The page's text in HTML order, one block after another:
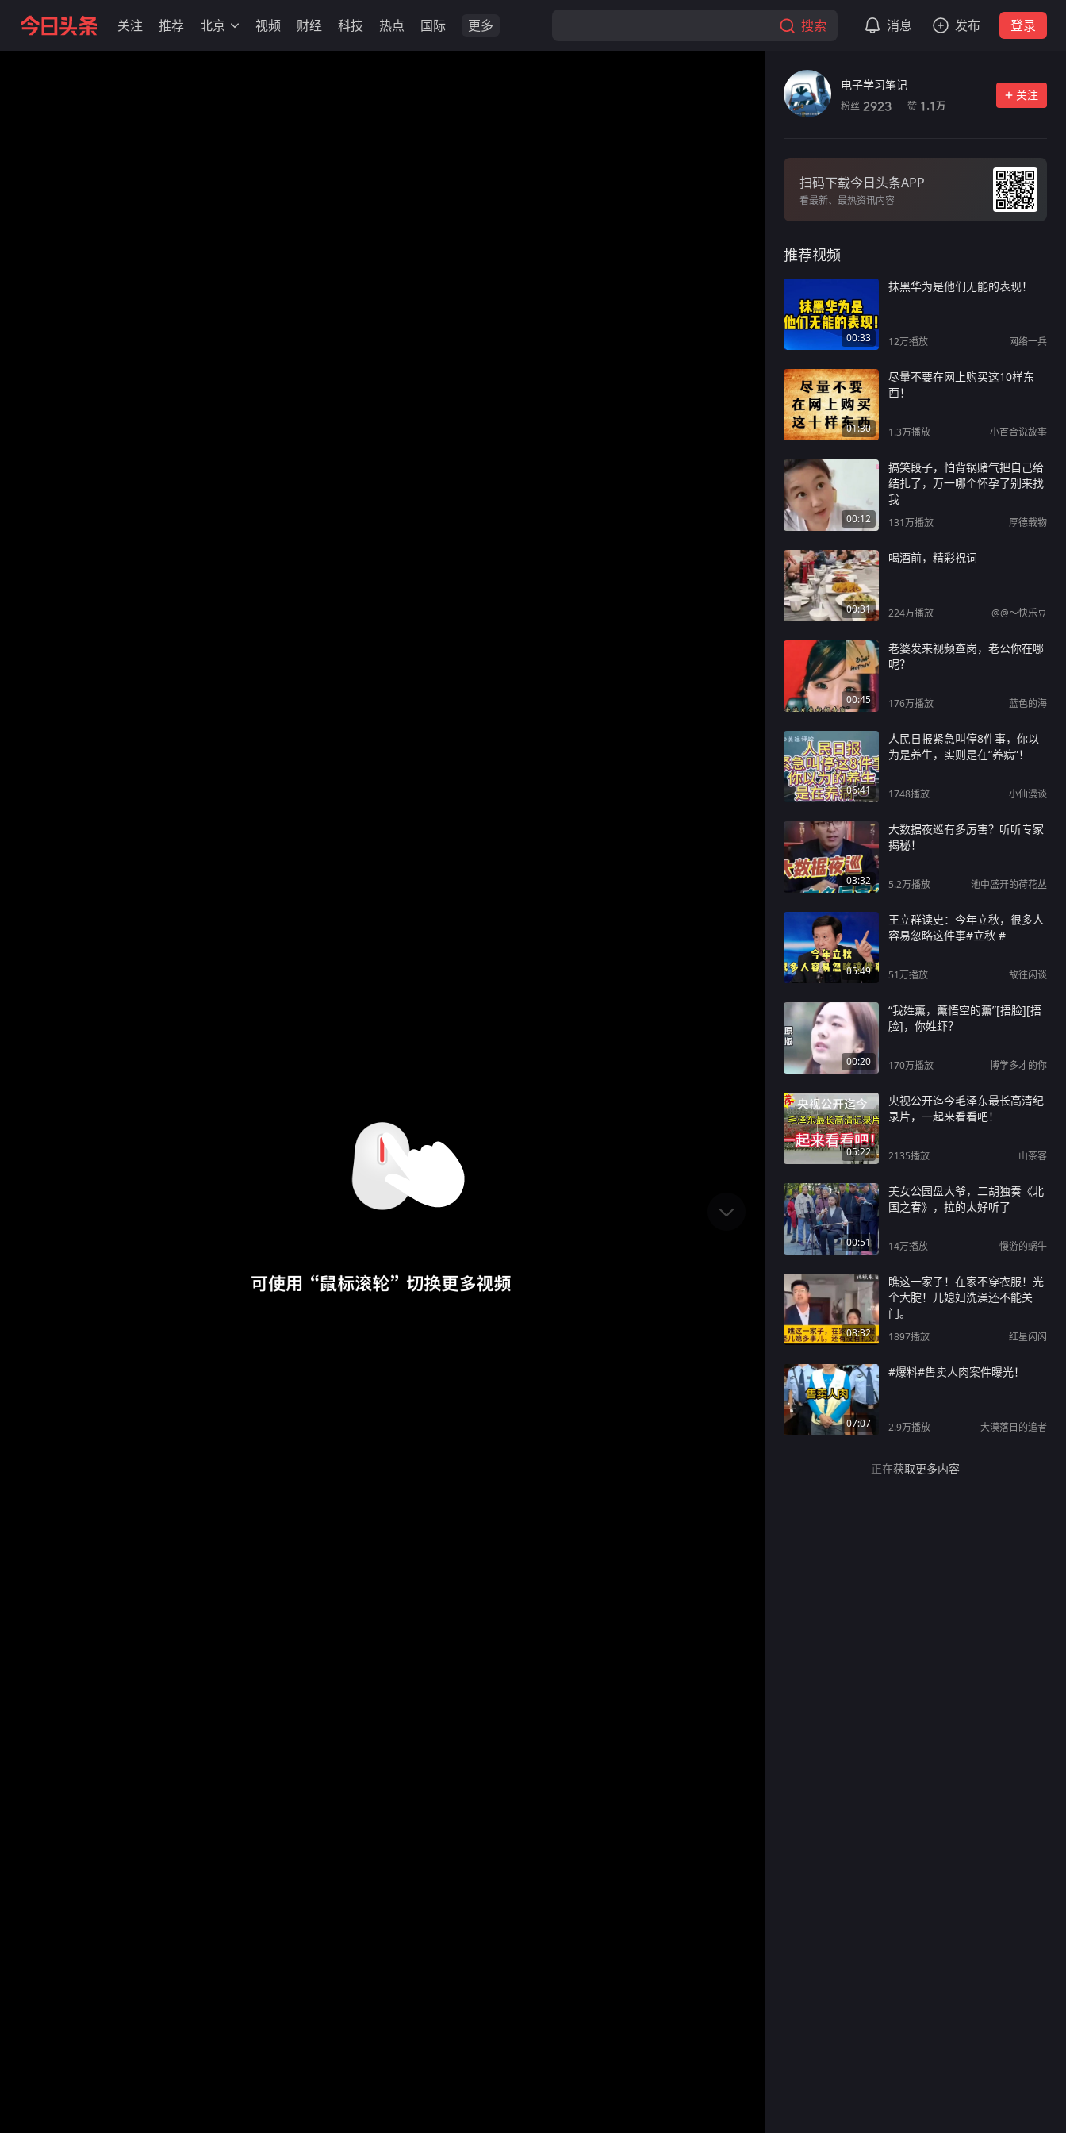
关注 推荐 北京 视频 财经 科技 热点 国际 更多 搜索 消息 发布 登录
电子学习笔记
粉丝 2923 赞 1.1万
关注
扫码下载今日头条APP
看最新、最热资讯内容
推荐视频
00:33
抹黑华为是他们无能的表现！
12万播放 网络一兵
01:30
尽量不要在网上购买这10样东
西！
1.3万播放 小百合说故事
00:12
搞笑段子，怕背锅赌气把自己给
结扎了，万一哪个怀孕了别来找
我
131万播放 厚德载物
00:31
喝酒前，精彩祝词
224万播放 @@～快乐豆
00:45
老婆发来视频查岗，老公你在哪
呢？
176万播放 蓝色的海
06:41
人民日报紧急叫停8件事，你以
为是养生，实则是在“养病”！
1748播放 小仙漫谈
03:32
大数据夜巡有多厉害？听听专家
揭秘！
5.2万播放 池中盛开的荷花丛
05:49
王立群读史：今年立秋，很多人
容易忽略这件事#立秋 #
51万播放 故往闲谈
00:20
“我姓薰，薰悟空的薰”[捂脸][捂
脸]，你姓虾？
170万播放 博学多才的你
05:22
央视公开迄今毛泽东最长高清纪
录片，一起来看看吧！
2135播放 山茶客
00:51
美女公园盘大爷，二胡独奏《北
国之春》，拉的太好听了
14万播放 慢游的蜗牛
08:32
瞧这一家子！在家不穿衣服！光
个大腚！儿媳妇洗澡还不能关
门。
1897播放 红星闪闪
07:07
#爆料#售卖人肉案件曝光！
2.9万播放 大漠落日的追者
正在获取更多内容